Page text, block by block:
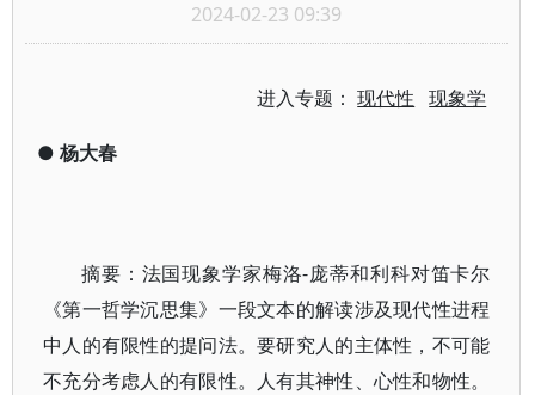
2024-02-23 09:39
进入专题：现代性 现象学
● 杨大春
摘要：法国现象学家梅洛-庞蒂和利科对笛卡尔
《第一哲学沉思集》一段文本的解读涉及现代性进程
中人的有限性的提问法。要研究人的主体性，不可能
不充分考虑人的有限性。人有其神性、心性和物性。